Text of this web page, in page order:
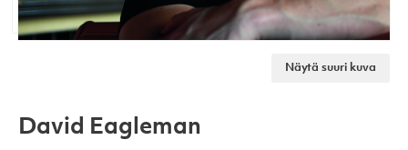
Näytä suuri kuva
David Eagleman